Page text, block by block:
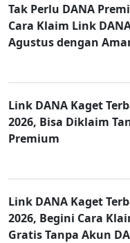
Tak Perlu DANA
Cara Klaim Link
Agustus dengan
Link DANA Kaget
2026, Bisa Diklaim
Premium
Link DANA Kaget
2026, Begini Cara
Gratis Tanpa Akun